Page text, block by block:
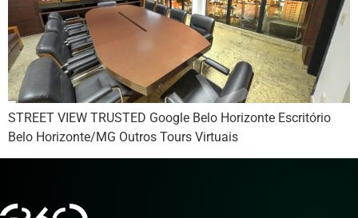
STREET VIEW TRUSTED Google Belo Horizonte Escritório
Belo Horizonte/MG Outros Tours Virtuais